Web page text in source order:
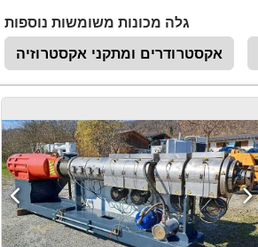
גלה מכונות משומשות נוספות
אקסטרודרים ומתקני אקסטרוזיה